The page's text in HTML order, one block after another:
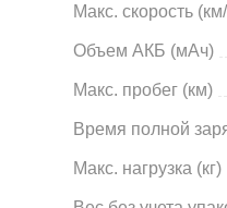
Maкс. скорость
Объем АКБ (мАч)
Макс. пробег (км)
Время полной
Макс. нагрузка (кг)